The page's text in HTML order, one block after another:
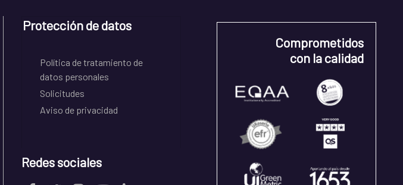
Protección de datos
Política de tratamiento de
datos personales
Solicitudes
Aviso de privacidad
Redes sociales
Comprometidos
con la calidad